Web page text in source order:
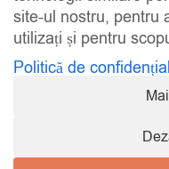
site-ul nostru, pentru
utilizați și pentru
Politică de